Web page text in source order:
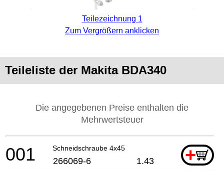
Teilezeichnung 1
Zum Vergrößern anklicken
Teileliste der Makita BDA340
Die angegebenen Preise enthalten die
Mehrwertsteuer
Schneidschraube 4x45 +
001 266069-6 1.43